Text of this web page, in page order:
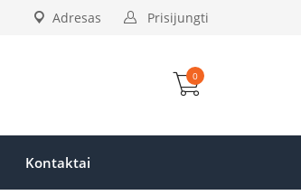
Prisijungti
Adresas
0
Kontaktai